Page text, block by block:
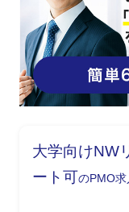
大学向けNW
ート可のPMO